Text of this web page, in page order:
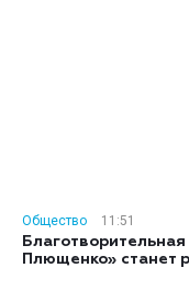
Общество
11:51
Плющенко» станет